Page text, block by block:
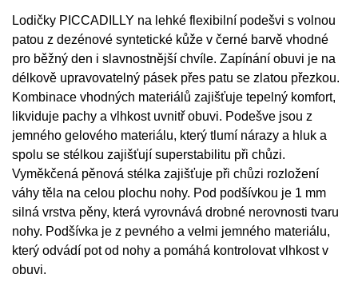
Lodičky PICCADILLY na lehké flexibilní podešvi s volnou
patou z dezénové syntetické kůže v černé barvě vhodné
pro běžný den i slavnostnější chvíle. Zapínání obuvi je na
délkově upravovatelný pásek přes patu se zlatou přezkou.
Kombinace vhodných materiálů zajišťuje tepelný komfort,
likviduje pachy a vlhkost uvnitř obuvi. Podešve jsou z
jemného gelového materiálu, který tlumí nárazy a hluk a
spolu se stélkou zajišťují superstabilitu při chůzi.
Vyměkčená pěnová stélka zajišťuje při chůzi rozložení
váhy těla na celou plochu nohy. Pod podšívkou je 1 mm
silná vrstva pěny, která vyrovnává drobné nerovnosti tvaru
nohy. Podšívka je z pevného a velmi jemného materiálu,
který odvádí pot od nohy a pomáhá kontrolovat vlhkost v
obuvi.